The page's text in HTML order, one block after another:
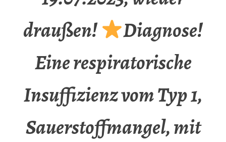
draußen!
Diagnose!
Eine respiratorische
Insuffizienz vom Typ 1,
Sauerstoffmangel, mit